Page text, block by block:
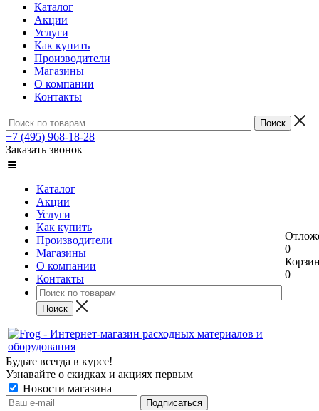
Каталог
Акции
Услуги
Как купить
Производители
Магазины
О компании
Контакты
+7 (495) 968-18-28
Заказать звонок
Каталог
Акции
Услуги
Как купить
Производители
Магазины
О компании
Контакты
0
0
Будьте всегда в курсе!
Узнавайте о скидках и акциях первым
Новости магазина